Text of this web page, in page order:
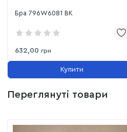
Бра 796W6081 BK
632,00 грн
Купити
Переглянуті товари